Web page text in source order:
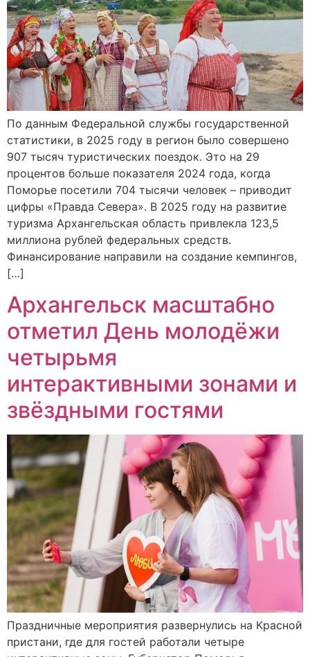
По данным Федеральной службы государственной
статистики, в 2025 году в регион было совершено
907 тысяч туристических поездок. Это на 29
процентов больше показателя 2024 года, когда
Поморье посетили 704 тысячи человек – приводит
цифры «Правда Севера». В 2025 году на развитие
туризма Архангельская область привлекла 123,5
миллиона рублей федеральных средств.
Финансирование направили на создание кемпингов,
[…]
Архангельск масштабно
отметил День молодёжи
четырьмя
интерактивными зонами и
звёздными гостями
Праздничные мероприятия развернулись на Красной
пристани, где для гостей работали четыре